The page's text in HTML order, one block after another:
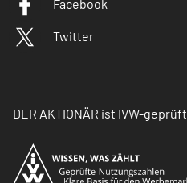
Facebook
Twitter
DER AKTIONÄR ist IVW-geprüft